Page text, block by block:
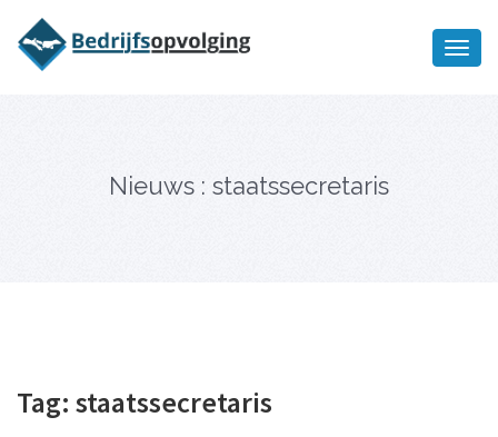
Nieuws : staatssecretaris
Tag: staatssecretaris
bedrijfsopvolging voor fiscaal
juridisch advies
Ik wil meer informatie